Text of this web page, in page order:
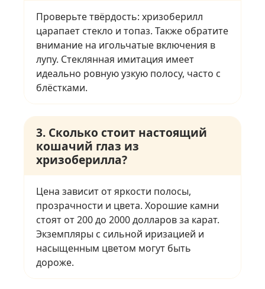
Проверьте твёрдость: хризоберилл
царапает стекло и топаз. Также обратите
внимание на игольчатые включения в
лупу. Стеклянная имитация имеет
идеально ровную узкую полосу, часто с
блёстками.
3. Сколько стоит настоящий
кошачий глаз из
хризоберилла?
Цена зависит от яркости полосы,
прозрачности и цвета. Хорошие камни
стоят от 200 до 2000 долларов за карат.
Экземпляры с сильной иризацией и
насыщенным цветом могут быть
дороже.